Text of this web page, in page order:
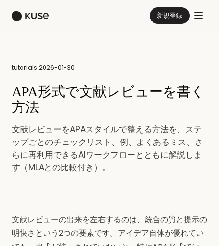
新規登録
tutorials·2026-01-30
APA形式で文献レビューを書く
方法
文献レビューをAPAスタイルで整える方法を、ステ
ップごとのチェックリスト、例、よくあるミス、さ
らに再利用できるAIワークフローとともに解説しま
す（MLAとの比較付き）。
文献レビューの出来を左右するのは、統合の質と提示の
明快さという2つの要素です。アイデア自体が優れてい